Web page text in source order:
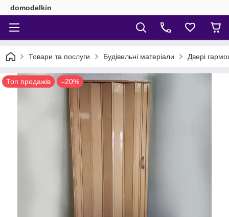
domodelkin
Товари та послуги Будівельні матеріали Двері
Топ продажів –20%